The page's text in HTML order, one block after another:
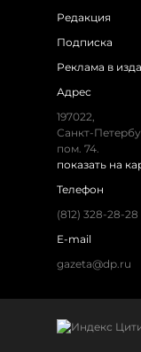
Редакция
Подписка
Реклама в
Адрес
197022,
Санкт-
пом. 74.
показать на
Телефон
(812) 328-28-28
E-mail
gazeta@dp.ru